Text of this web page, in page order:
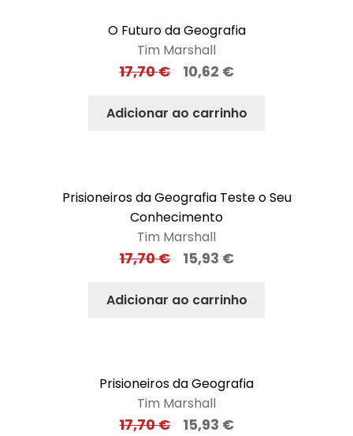
O Futuro da Geografia
Tim Marshall
17,70€ 10,62 €
Adicionar ao carrinho
Prisioneiros da Geografia Teste o Seu
Conhecimento
Tim Marshall
17,70€ 15,93 €
Adicionar ao carrinho
Prisioneiros da Geografia
Tim Marshall
17,70€ 15,93 €